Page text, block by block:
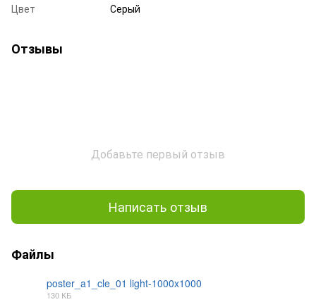
Цвет
Серый
Отзывы
Добавьте первый отзыв
Написать отзыв
Файлы
poster_a1_cle_01 light-1000x1000
130 КБ